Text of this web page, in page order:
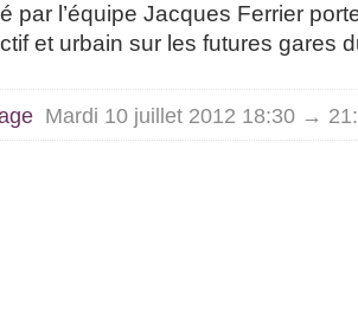
par l’équipe Jacques Ferrier
et urbain sur les futures gares
Mardi 10 juillet 2012 18:30 →